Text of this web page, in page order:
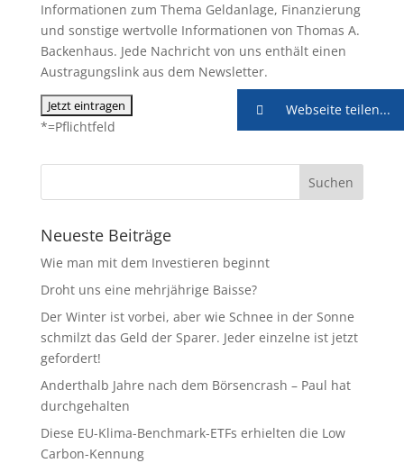
Informationen zum Thema Geldanlage, Finanzierung
und sonstige wertvolle Informationen von Thomas A.
Backenhaus. Jede Nachricht von uns enthält einen
Austragungslink aus dem Newsletter.
*=Pflichtfeld
Neueste Beiträge
Wie man mit dem Investieren beginnt
Droht uns eine mehrjährige Baisse?
Der Winter ist vorbei, aber wie Schnee in der Sonne
schmilzt das Geld der Sparer. Jeder einzelne ist jetzt
gefordert!
Anderthalb Jahre nach dem Börsencrash – Paul hat
durchgehalten
Diese EU-Klima-Benchmark-ETFs erhielten die Low
Carbon-Kennung
Webseite teilen...